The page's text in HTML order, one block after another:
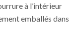
à l’intérieur
emballés dans